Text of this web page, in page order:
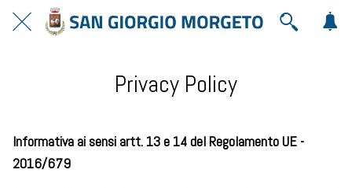
Privacy Policy
Informativa ai sensi artt. 13 e 14 del Regolamento UE -
2016/679